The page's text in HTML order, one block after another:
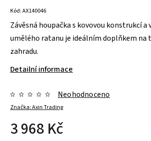
Kód:AX140046
Závěsná houpačka s kovovou konstrukcí a
umělého ratanu je ideálním doplňkem na
zahradu.
Detailní informace
Značka:Axin Trading
Neohodnoceno
3 968 Kč